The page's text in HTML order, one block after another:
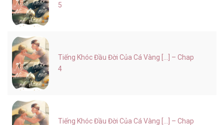
5
Tiếng Khóc Đầu Đời Của Cá Vàng [...] – Chap
4
Tiếng Khóc Đầu Đời Của Cá Vàng [...] – Chap